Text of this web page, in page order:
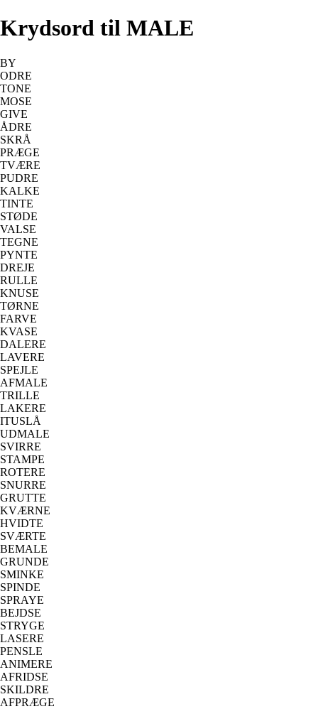
Krydsord til MALE
BY
ODRE
TONE
MOSE
GIVE
ÅDRE
SKRÅ
PRÆGE
TVÆRE
PUDRE
KALKE
TINTE
STØDE
VALSE
TEGNE
PYNTE
DREJE
RULLE
KNUSE
TØRNE
FARVE
KVASE
DALERE
LAVERE
SPEJLE
AFMALE
TRILLE
LAKERE
ITUSLÅ
UDMALE
SVIRRE
STAMPE
ROTERE
SNURRE
GRUTTE
KVÆRNE
HVIDTE
SVÆRTE
BEMALE
GRUNDE
SMINKE
SPINDE
SPRAYE
BEJDSE
STRYGE
LASERE
PENSLE
ANIMERE
AFRIDSE
SKILDRE
AFPRÆGE